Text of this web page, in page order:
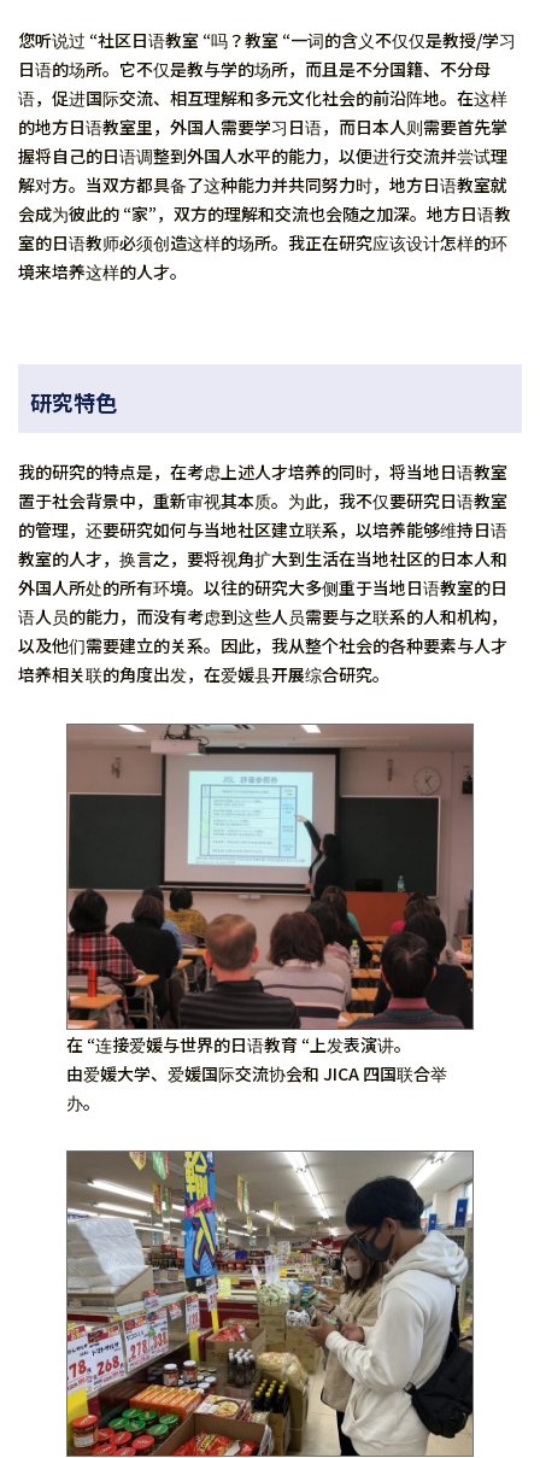
您听说过 “社区日语教室 “吗？教室 “一词的含义不仅仅是教授/学习
日语的场所。它不仅是教与学的场所，而且是不分国籍、不分母
语，促进国际交流、相互理解和多元文化社会的前沿阵地。在这样
的地方日语教室里，外国人需要学习日语，而日本人则需要首先掌
握将自己的日语调整到外国人水平的能力，以便进行交流并尝试理
解对方。当双方都具备了这种能力并共同努力时，地方日语教室就
会成为彼此的 “家”，双方的理解和交流也会随之加深。地方日语教
室的日语教师必须创造这样的场所。我正在研究应该设计怎样的环
境来培养这样的人才。
研究特色
我的研究的特点是，在考虑上述人才培养的同时，将当地日语教室
置于社会背景中，重新审视其本质。为此，我不仅要研究日语教室
的管理，还要研究如何与当地社区建立联系，以培养能够维持日语
教室的人才，换言之，要将视角扩大到生活在当地社区的日本人和
外国人所处的所有环境。以往的研究大多侧重于当地日语教室的日
语人员的能力，而没有考虑到这些人员需要与之联系的人和机构，
以及他们需要建立的关系。因此，我从整个社会的各种要素与人才
培养相关联的角度出发，在爱媛县开展综合研究。
在 “连接爱媛与世界的日语教育 “上发表演讲。
由爱媛大学、爱媛国际交流协会和 JICA 四国联合举
办。